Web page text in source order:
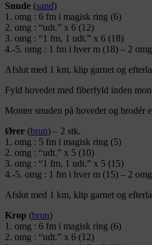
Snude (sand)
1. omg : 6 fm i magisk ring (6)
2. omg : “udt.” x 6 (12)
3. omg : “1 fm, 1 udt.” x 6 (18)
4.-5. omg : 1 fm i hver m (18) – 2
Afslut med 1 km, klip garnet og
Fyld hovedet med fiberfyld inden
Monter snuden på hovedet og brodér
Ører (brun) – 2 stk.
1. omg : 5 fm i magisk ring (5)
2. omg : “udt.” x 5 (10)
3. omg : “1 fm, 1 udt.” x 5 (15)
4.-5. omg : 1 fm i hver m (15) – 2
Afslut med 1 km, klip garnet og
Krop (brun)
1. omg : 6 fm i magisk ring (6)
2. omg : “udt.” x 6 (12)